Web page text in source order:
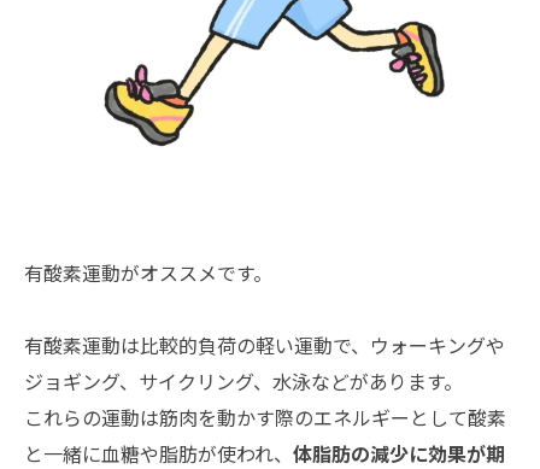
有酸素運動がオススメです。
有酸素運動は比較的負荷の軽い運動で、ウォーキングや
ジョギング、サイクリング、水泳などがあります。
これらの運動は筋肉を動かす際のエネルギーとして酸素
と一緒に血糖や脂肪が使われ、 体脂肪の減少に効果が期